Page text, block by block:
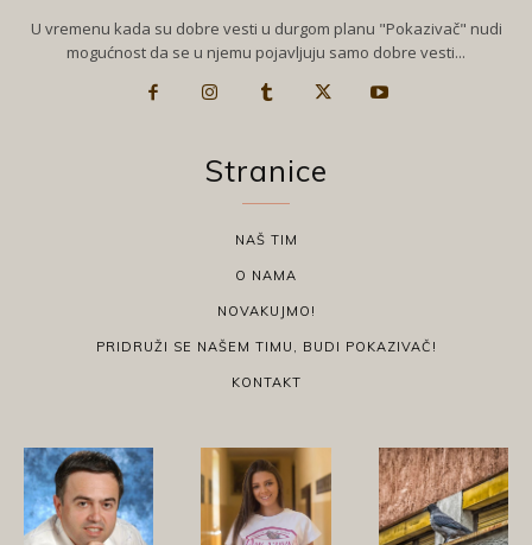
U vremenu kada su dobre vesti u durgom planu "Pokazivač" nudi
mogućnost da se u njemu pojavljuju samo dobre vesti...
Stranice
NAŠ TIM
O NAMA
NOVAKUJMO!
PRIDRUŽI SE NAŠEM TIMU, BUDI POKAZIVAČ!
KONTAKT